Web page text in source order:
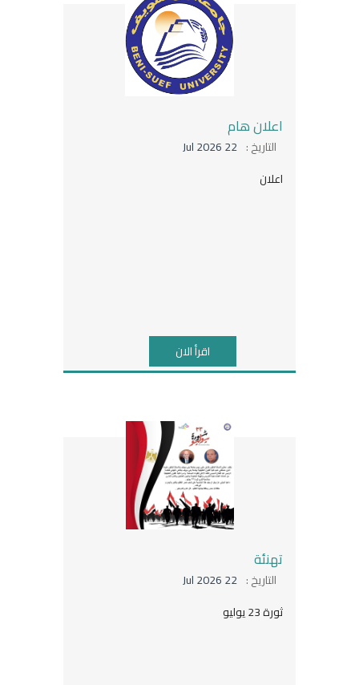
اعلان هام
التاريخ : 22 Jul 2026
اعلان
اقرأ الان
تهنئة
التاريخ : 22 Jul 2026
ثورة 23 يوليو